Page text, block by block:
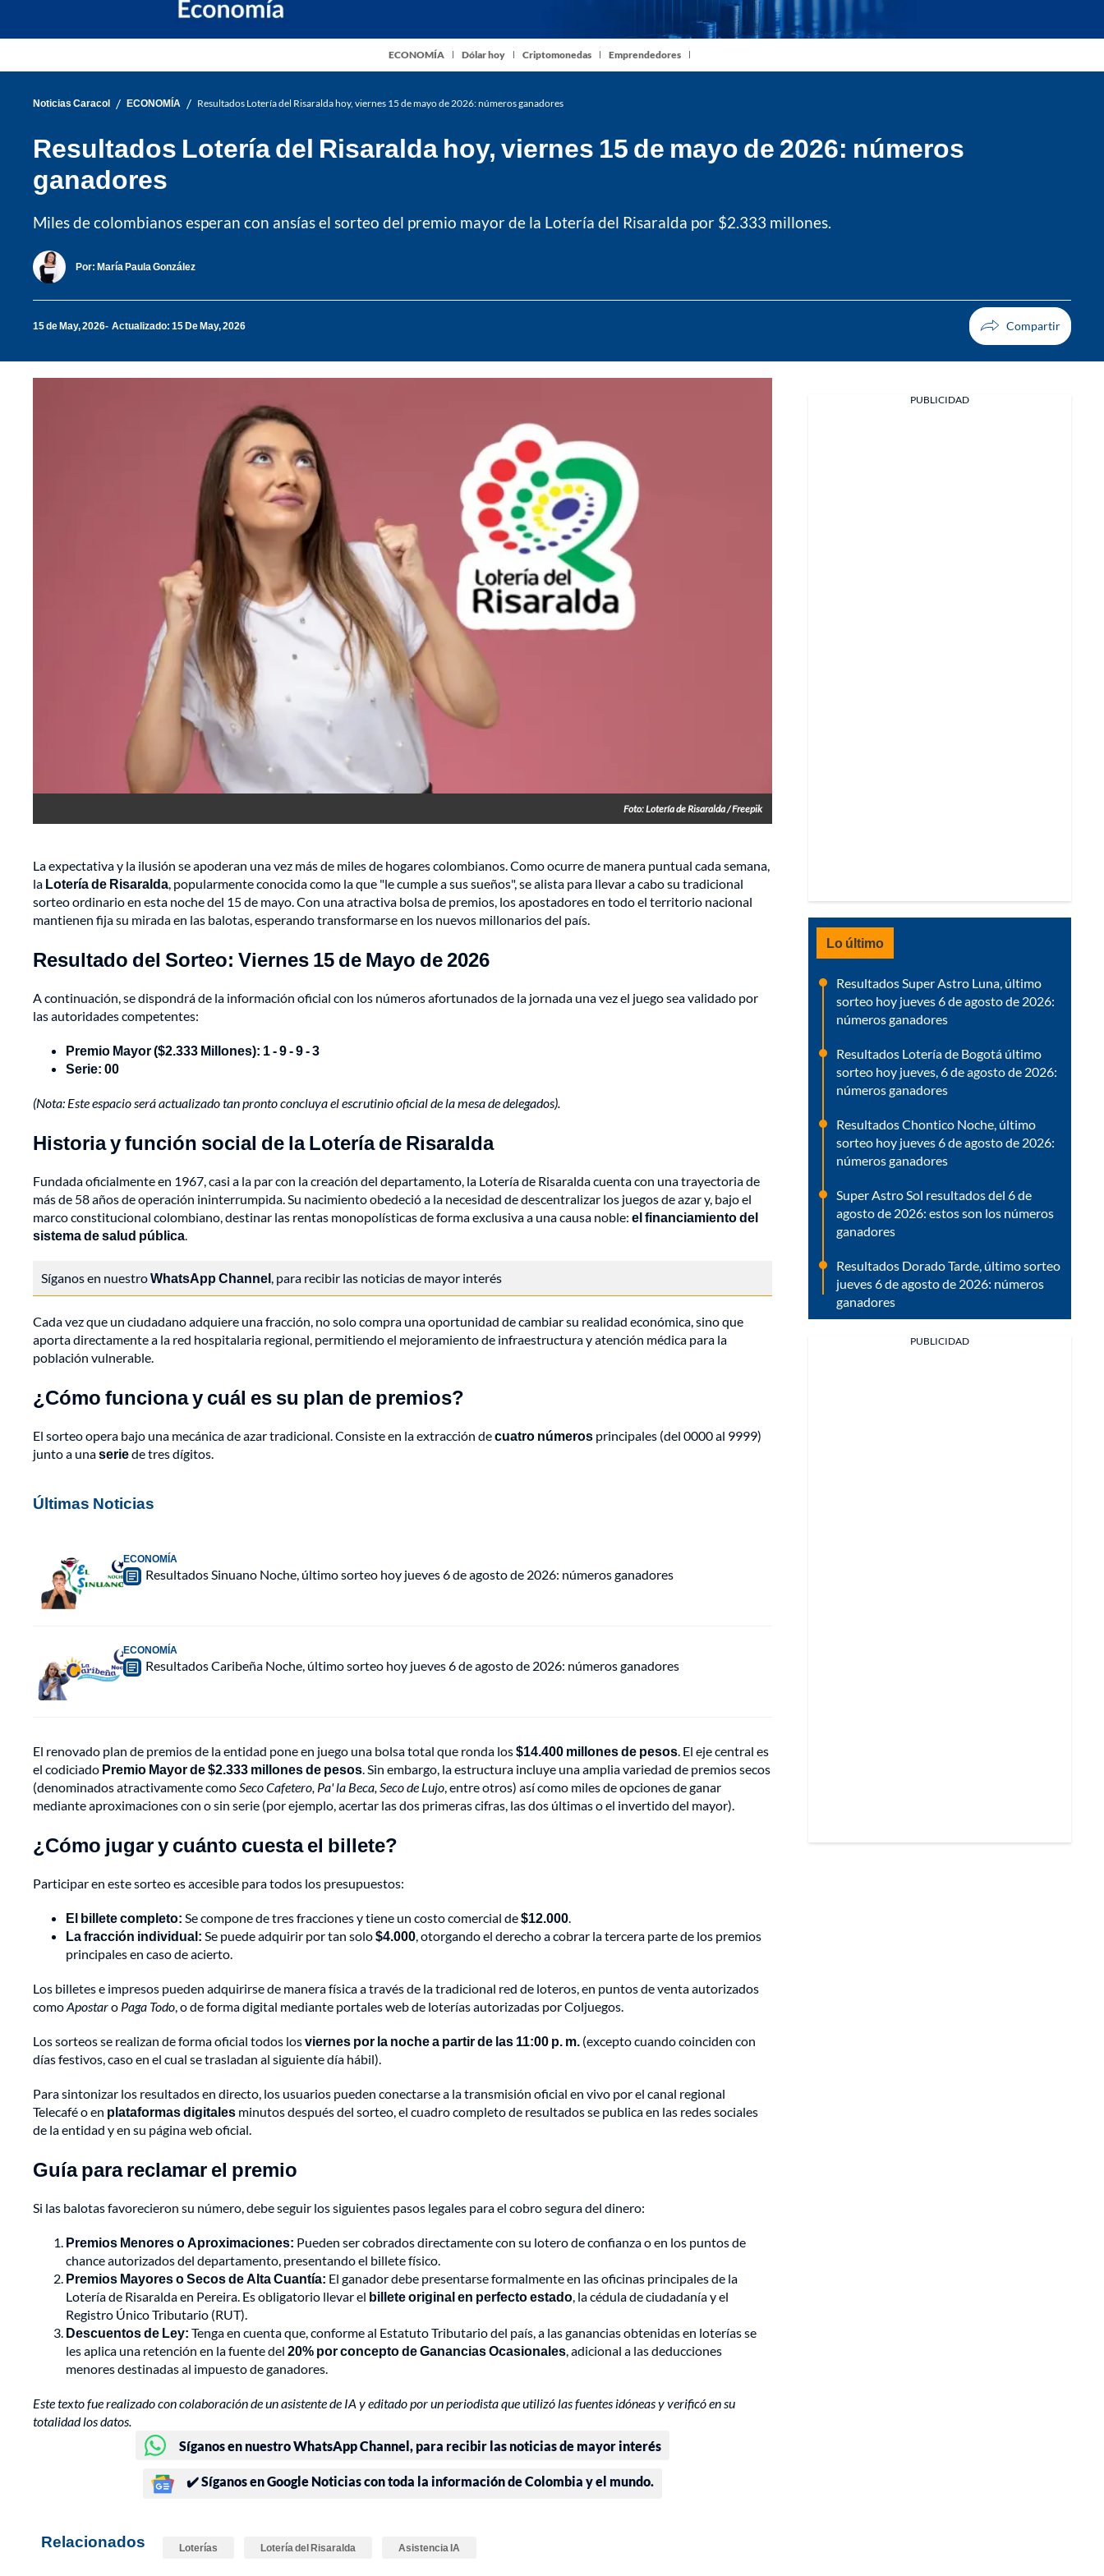
ECONOMÍA Dólar hoy Criptomonedas Emprendedores
Noticias Caracol / ECONOMÍA / Resultados Lotería del Risaralda hoy, viernes 15 de mayo de 2026: números ganadores
Resultados Lotería del Risaralda hoy, viernes 15 de mayo de 2026: números
ganadores
Miles de colombianos esperan con ansías el sorteo del premio mayor de la Lotería del Risaralda por $2.333 millones.
Por: María Paula González
15 de May, 2026 Actualizado: 15 De May, 2026
Foto: Lotería de Risaralda / Freepik
La expectativa y la ilusión se apoderan una vez más de miles de hogares colombianos. Como ocurre de manera puntual cada semana,
la Lotería de Risaralda, popularmente conocida como la que "le cumple a sus sueños", se alista para llevar a cabo su tradicional
sorteo ordinario en esta noche del 15 de mayo. Con una atractiva bolsa de premios, los apostadores en todo el territorio nacional
mantienen fija su mirada en las balotas, esperando transformarse en los nuevos millonarios del país.
Resultado del Sorteo: Viernes 15 de Mayo de 2026
A continuación, se dispondrá de la información oficial con los números afortunados de la jornada una vez el juego sea validado por
las autoridades competentes:
Premio Mayor ($2.333 Millones): 1 - 9 - 9 - 3
Serie: 00
(Nota: Este espacio será actualizado tan pronto concluya el escrutinio oficial de la mesa de delegados).
Historia y función social de la Lotería de Risaralda
Fundada oficialmente en 1967, casi a la par con la creación del departamento, la Lotería de Risaralda cuenta con una trayectoria de
más de 58 años de operación ininterrumpida. Su nacimiento obedeció a la necesidad de descentralizar los juegos de azar y, bajo el
marco constitucional colombiano, destinar las rentas monopolísticas de forma exclusiva a una causa noble: el financiamiento del
sistema de salud pública.
Síganos en nuestroWhatsApp Channel, para recibir las noticias de mayor interés
Cada vez que un ciudadano adquiere una fracción, no solo compra una oportunidad de cambiar su realidad económica, sino que
aporta directamente a la red hospitalaria regional, permitiendo el mejoramiento de infraestructura y atención médica para la
población vulnerable.
¿Cómo funciona y cuál es su plan de premios?
El sorteo opera bajo una mecánica de azar tradicional. Consiste en la extracción decuatro números principales (del 0000 al 9999)
junto a unaseriede tres dígitos.
Últimas Noticias
ECONOMÍA
Resultados Sinuano Noche, último sorteo hoy jueves 6 de agosto de 2026: números ganadores
ECONOMÍA
Resultados Caribeña Noche, último sorteo hoy jueves 6 de agosto de 2026: números ganadores
El renovado plan de premios de la entidad pone en juego una bolsa total que ronda los$14.400 millones de pesos. El eje central es
el codiciado Premio Mayor de $2.333 millones de pesos. Sin embargo, la estructura incluye una amplia variedad de premios secos
(denominados atractivamente comoSeco Cafetero, Pa' la Beca, Seco de Lujo, entre otros) así como miles de opciones de ganar
mediante aproximaciones con o sin serie (por ejemplo, acertar las dos primeras cifras, las dos últimas o el invertido del mayor).
¿Cómo jugar y cuánto cuesta el billete?
Participar en este sorteo es accesible para todos los presupuestos:
El billete completo: Se compone de tres fracciones y tiene un costo comercial de$12.000.
La fracción individual: Se puede adquirir por tan solo$4.000, otorgando el derecho a cobrar la tercera parte de los premios
principales en caso de acierto.
Los billetes e impresos pueden adquirirse de manera física a través de la tradicional red de loteros, en puntos de venta autorizados
comoApostaro Paga Todo, o de forma digital mediante portales web de loterías autorizadas por Coljuegos.
Los sorteos se realizan de forma oficial todos losviernes por la noche a partir de las 11:00 p. m. (excepto cuando coinciden con
días festivos, caso en el cual se trasladan al siguiente día hábil).
Para sintonizar los resultados en directo, los usuarios pueden conectarse a la transmisión oficial en vivo por el canal regional
Telecafé o en plataformas digitales minutos después del sorteo, el cuadro completo de resultados se publica en las redes sociales
de la entidad y en su página web oficial.
Guía para reclamar el premio
Si las balotas favorecieron su número, debe seguir los siguientes pasos legales para el cobro segura del dinero:
Premios Menores o Aproximaciones: Pueden ser cobrados directamente con su lotero de confianza o en los puntos de
chance autorizados del departamento, presentando el billete físico.
Premios Mayores o Secos de Alta Cuantía: El ganador debe presentarse formalmente en las oficinas principales de la
Lotería de Risaralda en Pereira. Es obligatorio llevar el billete original en perfecto estado, la cédula de ciudadanía y el
Registro Único Tributario (RUT).
Descuentos de Ley: Tenga en cuenta que, conforme al Estatuto Tributario del país, a las ganancias obtenidas en loterías se
les aplica una retención en la fuente del 20% por concepto de Ganancias Ocasionales, adicional a las deducciones
menores destinadas al impuesto de ganadores.
Este texto fue realizado con colaboración de un asistente de IA y editado por un periodista que utilizó las fuentes idóneas y verificó en su
totalidad los datos.
Síganos en nuestro WhatsApp Channel, para recibir las noticias de mayor interés
✔️ Síganos en Google Noticias con toda la información de Colombia y el mundo.
Relacionados Loterías Lotería del Risaralda Asistencia IA
PUBLICIDAD
Lo último
Resultados Super Astro Luna, último
sorteo hoy jueves 6 de agosto de 2026:
números ganadores
Resultados Lotería de Bogotá último
sorteo hoy jueves, 6 de agosto de 2026:
números ganadores
Resultados Chontico Noche, último
sorteo hoy jueves 6 de agosto de 2026:
números ganadores
Super Astro Sol resultados del 6 de
agosto de 2026: estos son los números
ganadores
Resultados Dorado Tarde, último sorteo
jueves 6 de agosto de 2026: números
ganadores
PUBLICIDAD